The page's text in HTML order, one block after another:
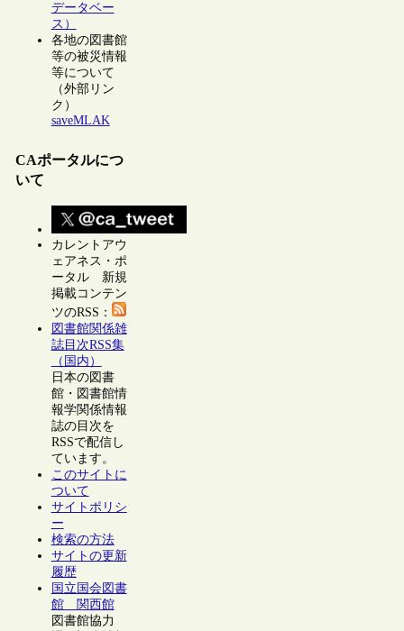
データベー
ス）
各地の図書館
等の被災情報
等について
（外部リン
ク）
saveMLAK
CAポータルにつ
いて
カレントアウ
ェアネス・ポ
ータル 新規
掲載コンテン
ツのRSS：
図書館関係雑
誌目次RSS集
（国内）
日本の図書
館・図書館情
報学関係情報
誌の目次を
RSSで配信し
ています。
このサイトに
ついて
サイトポリシ
ー
検索の方法
サイトの更新
履歴
国立国会図書
館 関西館
図書館協力